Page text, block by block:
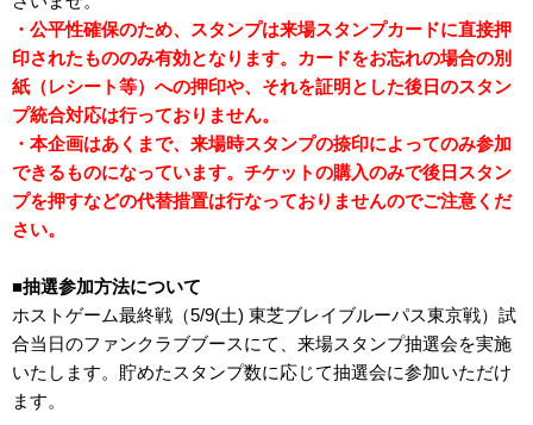
・公平性確保のため、スタンプは来場スタンプカードに直接押
印されたもののみ有効となります。カードをお忘れの場合の別
紙（レシート等）への押印や、それを証明とした後日のスタン
プ統合対応は行っておりません。
・本企画はあくまで、来場時スタンプの捺印によってのみ参加
できるものになっています。チケットの購入のみで後日スタン
プを押すなどの代替措置は行なっておりませんのでご注意くだ
さい。
■抽選参加方法について
ホストゲーム最終戦（5/9(土) 東芝ブレイブルーパス東京戦）試
合当日のファンクラブブースにて、来場スタンプ抽選会を実施
いたします。貯めたスタンプ数に応じて抽選会に参加いただけ
ます。